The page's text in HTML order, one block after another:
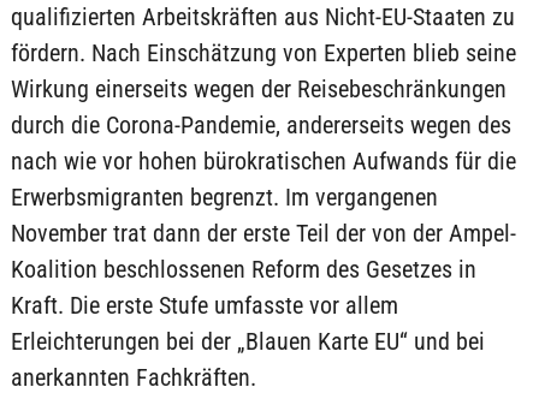
qualifizierten Arbeitskräften aus Nicht-EU-Staaten zu
fördern. Nach Einschätzung von Experten blieb seine
Wirkung einerseits wegen der Reisebeschränkungen
durch die Corona-Pandemie, andererseits wegen des
nach wie vor hohen bürokratischen Aufwands für die
Erwerbsmigranten begrenzt. Im vergangenen
November trat dann der erste Teil der von der Ampel-
Koalition beschlossenen Reform des Gesetzes in
Kraft. Die erste Stufe umfasste vor allem
Erleichterungen bei der „Blauen Karte EU“ und bei
anerkannten Fachkräften.